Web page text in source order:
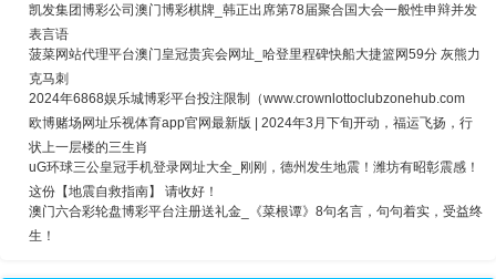
凯发集团博彩公司澳门博彩棋牌_韩正出席第78届聚合国大会一般性申辩并发
表言语
菠菜网站代理平台澳门皇冠贵宾会网址_哈登里程碑快船大捷篮网59分 灰熊力
克马刺
2024年6868娱乐城博彩平台投注限制（www.crownlottoclubzonehub.com
欧博赌场网址乐视体育app官网最新版 | 2024年3月下旬开动，福运飞扬，行
状上一层楼的三生肖
uG环球三公皇冠手机登录网址大全_刚刚，德州发生地震！潍坊有昭彰震感！
这份【地震自救指南】 请收好！
澳门六合彩轮盘博彩平台注册送礼金_《菜根谭》8句名言，句句着实，受益终
生！